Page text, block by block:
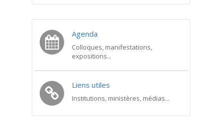
Agenda
Colloques, manifestations,
expositions...
Liens utiles
Institutions, ministères, médias...